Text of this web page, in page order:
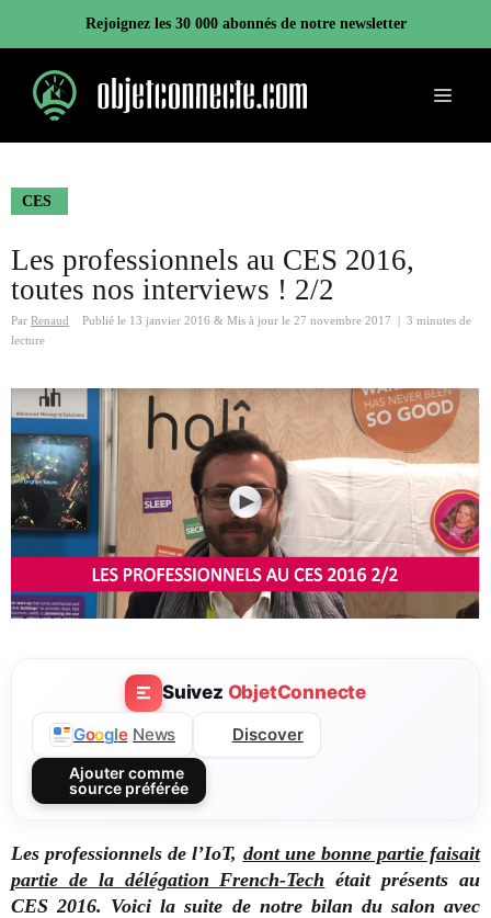
contenu
Rejoignez les 30 000 abonnés de notre newsletter
Menu
CES
Les professionnels au CES 2016,
toutes nos interviews ! 2/2
Par Renaud Publié le 13 janvier 2016 & Mis à jour le 27 novembre 2017
3 minutes de
lecture
Suivez ObjetConnecte
Google News Discover
Ajouter comme
source préférée
Les professionnels de l’IoT, dont une bonne partie faisait
partie de la délégation French-Tech était présents au
CES 2016. Voici la suite de notre bilan du salon avec